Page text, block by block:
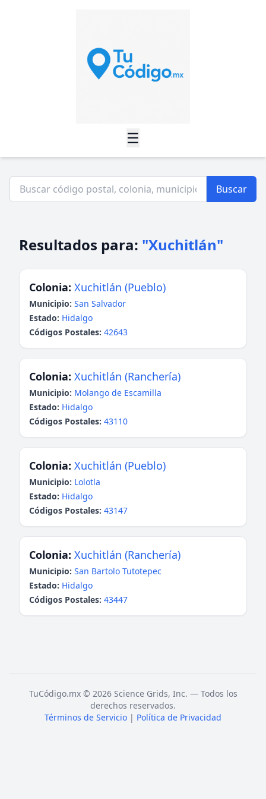
☰
Buscar
Resultados para: "Xuchitlán"
Colonia: Xuchitlán (Pueblo)
Municipio: San Salvador
Estado: Hidalgo
Códigos Postales: 42643
Colonia: Xuchitlán (Ranchería)
Municipio: Molango de Escamilla
Estado: Hidalgo
Códigos Postales: 43110
Colonia: Xuchitlán (Pueblo)
Municipio: Lolotla
Estado: Hidalgo
Códigos Postales: 43147
Colonia: Xuchitlán (Ranchería)
Municipio: San Bartolo Tutotepec
Estado: Hidalgo
Códigos Postales: 43447
TuCódigo.mx © 2026 Science Grids, Inc. — Todos los
derechos reservados.
Términos de Servicio | Política de Privacidad